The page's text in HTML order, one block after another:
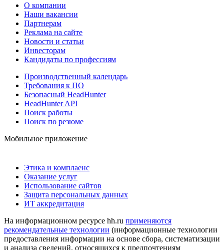
О компании
Наши вакансии
Партнерам
Реклама на сайте
Новости и статьи
Инвесторам
Кандидаты по профессиям
Производственный календарь
Требования к ПО
Безопасный HeadHunter
HeadHunter API
Поиск работы
Поиск по резюме
Мобильное приложение
Этика и комплаенс
Оказание услуг
Использование сайтов
Защита персональных данных
ИТ аккредитация
На информационном ресурсе hh.ru применяются
рекомендательные технологии (информационные технологии
предоставления информации на основе сбора, систематизации
и анализа сведений, относящихся к предпочтениям